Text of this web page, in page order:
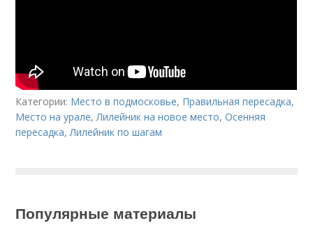
Категории: Место в подмосковье, Правильная пересадка,
Место на урале,Лилейник на новое место,Осенняя
пересадка,Лилейник по шагам
Популярные материалы